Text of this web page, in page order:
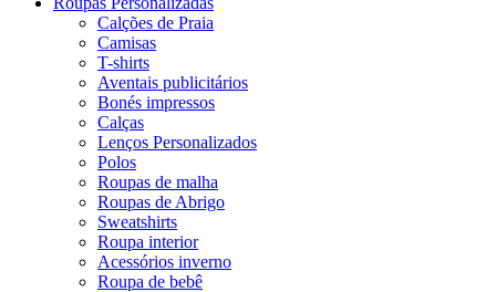
Calções de Praia
Camisas
T-shirts
Aventais publicitários
Bonés impressos
Calças
Lenços Personalizados
Polos
Roupas de malha
Roupas de Abrigo
Sweatshirts
Roupa interior
Acessórios inverno
Roupa de bebê